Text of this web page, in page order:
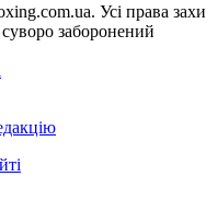
Усi права
заборонений